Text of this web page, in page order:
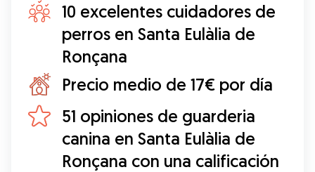
10 excelentes cuidadores de
perros en Santa Eulàlia de
Ronçana
Precio medio de 17€ por día
51 opiniones de guarderia
canina en Santa Eulàlia de
Ronçana con una calificación